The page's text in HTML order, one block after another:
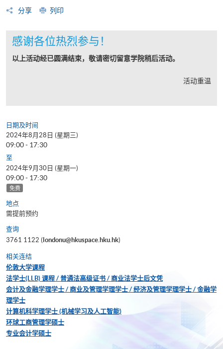
分享
列印
感谢各位热烈参与！
以上活动经已圆满结束，敬请密切留意学院稍后活动。
活动重温
日期及时间
2024年8月28日 (星期三)
09:00 - 17:30
至
2024年9月30日 (星期一)
09:00 - 17:30
免费
地点
需提前预约
查询
3761 1122 (londonu@hkuspace.hku.hk)
相关连结
伦敦大学课程
法学士(LLB) 课程 / 普通法高级证书 / 商业法学士后文凭
会计及金融学理学士 / 商业及管理学理学士 / 经济及管理学理学士 / 金融学
理学士
计算机科学理学士 (机械学习及人工智能)
环球工商管理学硕士
专业会计学硕士